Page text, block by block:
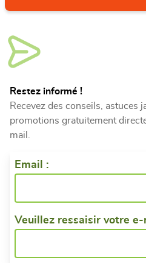
Restez informé !
Recevez des conseils, astuces
promotions gratuitement
mail.
Email :
Veuillez ressaisir votre e-